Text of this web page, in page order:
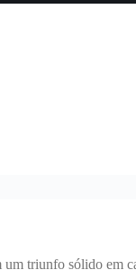
triunfo sólido em